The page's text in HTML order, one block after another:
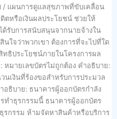
/ แผนการดูแลสุขภาพที่ขับเคลื่อน
ตหรือเงินผลประโยชน์ ช่วยให้
รับการสนับสนุนจากนายจ้างใน
ใจว่าพวกเขา ต้องการที่จะไปที่ใด
ทธิประโยชน์ภายในโครงการผล
มายเลขบัตรไม่ถูกต้อง คำอธิบาย:
นเงินที่ร้องขอสำหรับการประมวล
อธิบาย: ธนาคารผู้ออกบัตรกำลัง
ทำธุรกรรมนี้ ธนาคารผู้ออกบัตร
รกรรม ห้ามจัดหาสินค้าหรือบริการ